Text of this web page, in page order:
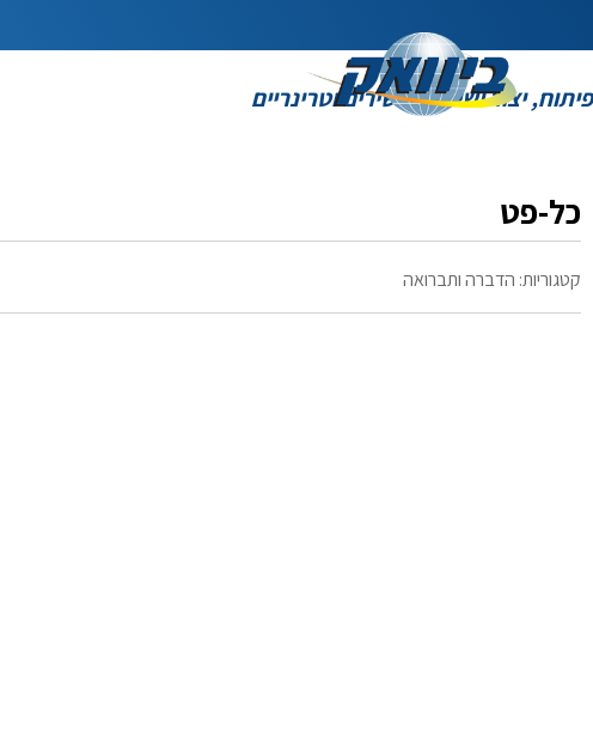
פיתוח, יצור ושיווק תכשירים וטרינריים
כל-פט
קטגוריות: הדברה ותברואה